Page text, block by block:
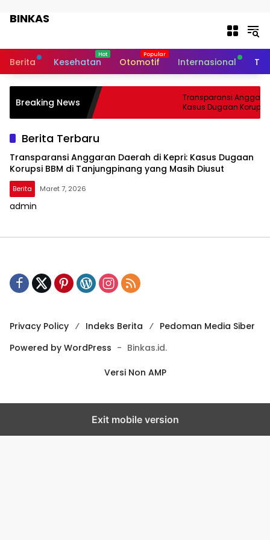
BINKAS
Berita
Kesehatan Otomotif Internasional
Breaking News
Transparansi
Kasus Dugaan Korupsi
Tanjungpinang yang
Berita Terbaru
Transparansi Anggaran Daerah di Kepri: Kasus Dugaan
Korupsi BBM di Tanjungpinang yang Masih Diusut
Berita Maret 7, 2026
admin
Privacy Policy Indeks Berita
Pedoman Media Siber
Powered by WordPress - Binkas.id.
Versi Non AMP
Exit mobile version